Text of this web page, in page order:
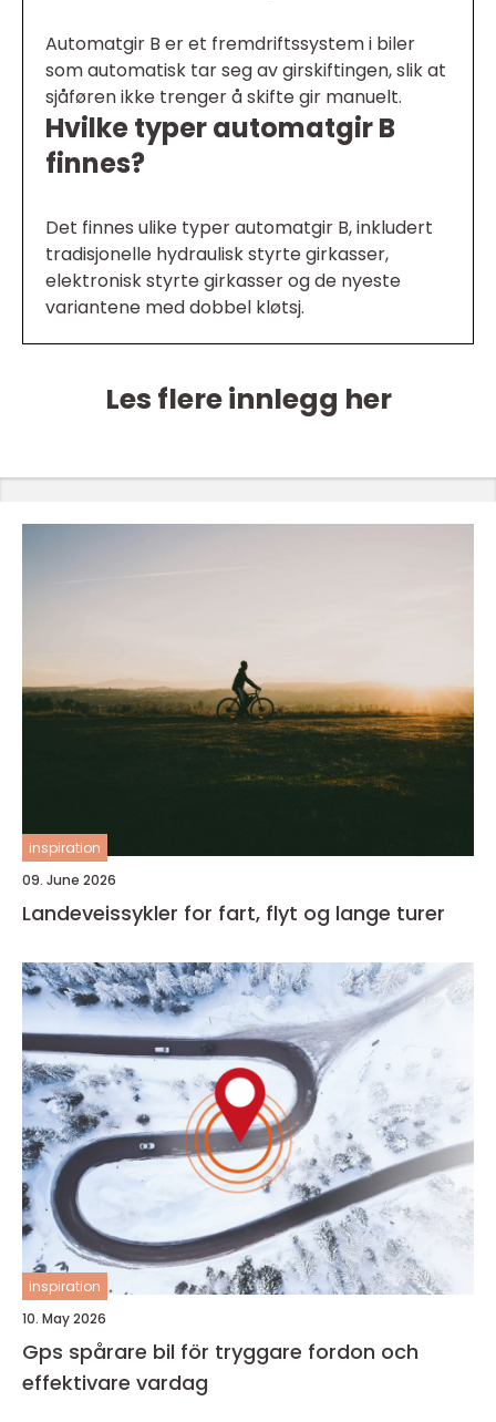
Automatgir B er et fremdriftssystem i biler
som automatisk tar seg av girskiftingen, slik at
sjåføren ikke trenger å skifte gir manuelt.
Hvilke typer automatgir B
finnes?
Det finnes ulike typer automatgir B, inkludert
tradisjonelle hydraulisk styrte girkasser,
elektronisk styrte girkasser og de nyeste
variantene med dobbel kløtsj.
Les flere innlegg her
inspiration
09. June 2026
Landeveissykler for fart, flyt og lange turer
inspiration
10. May 2026
Gps spårare bil för tryggare fordon och
effektivare vardag